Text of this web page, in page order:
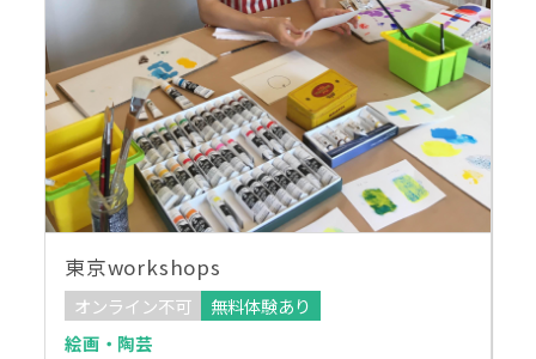
東京workshops
オンライン不可
無料体験あり
絵画・陶芸